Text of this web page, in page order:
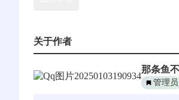
关于作者
那条鱼
管理员